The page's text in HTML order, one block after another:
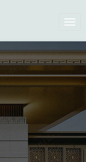
切
导
航